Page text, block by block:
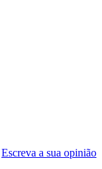
Escreva a sua opinião